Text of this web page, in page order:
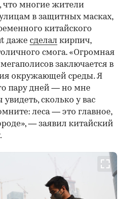
что многие жители
в защитных масках,
китайского
даже сделал кирпич,
смога. «Огромная
заключается в
окружающей среды. Я
пару дней — но мне
сколько у вас
леса — это главное,
— заявил китайский